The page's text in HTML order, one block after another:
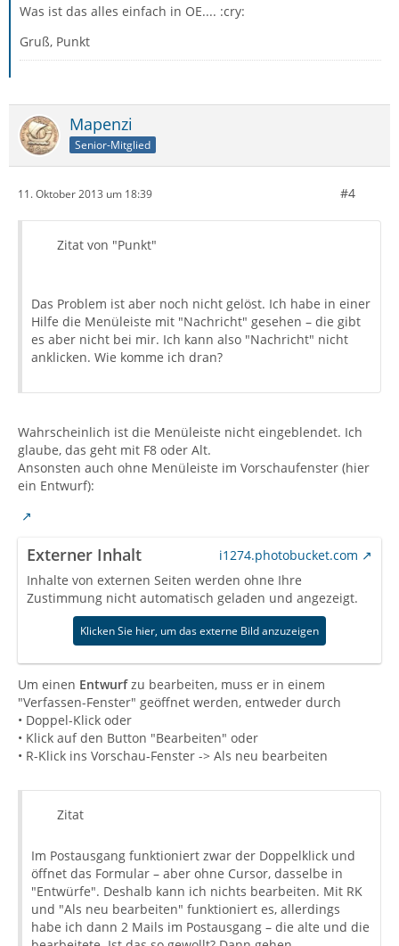
Was ist das alles einfach in OE.... :cry:
Gruß, Punkt
Mapenzi
Senior-Mitglied
11. Oktober 2013 um 18:39 #4
Zitat von "Punkt"
Das Problem ist aber noch nicht gelöst. Ich habe in einer
Hilfe die Menüleiste mit "Nachricht" gesehen – die gibt
es aber nicht bei mir. Ich kann also "Nachricht" nicht
anklicken. Wie komme ich dran?
Wahrscheinlich ist die Menüleiste nicht eingeblendet. Ich
glaube, das geht mit F8 oder Alt.
Ansonsten auch ohne Menüleiste im Vorschaufenster (hier
ein Entwurf):
Externer Inhalt
i1274.photobucket.com
Inhalte von externen Seiten werden ohne Ihre
Zustimmung nicht automatisch geladen und angezeigt.
Klicken Sie hier, um das externe Bild anzuzeigen
Um einen Entwurfzu bearbeiten, muss er in einem
"Verfassen-Fenster" geöffnet werden, entweder durch
• Doppel-Klick oder
• Klick auf den Button "Bearbeiten" oder
• R-Klick ins Vorschau-Fenster -> Als neu bearbeiten
Zitat
Im Postausgang funktioniert zwar der Doppelklick und
öffnet das Formular – aber ohne Cursor, dasselbe in
"Entwürfe". Deshalb kann ich nichts bearbeiten. Mit RK
und "Als neu bearbeiten" funktioniert es, allerdings
habe ich dann 2 Mails im Postausgang – die alte und die